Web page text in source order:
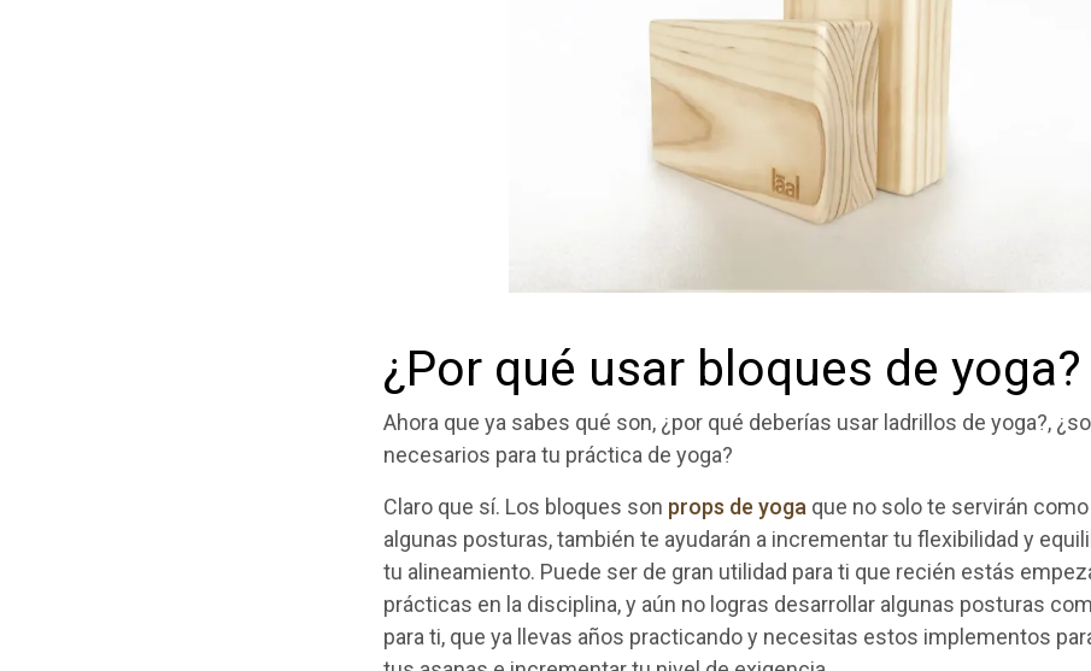
¿Por qué usar bloques de yoga?
Ahora que ya sabes qué son, ¿por qué deberías usar ladrillos de yoga?,
necesarios para tu práctica de yoga?
Claro que sí. Los bloques son props de yoga que no solo te servirán como
algunas posturas, también te ayudarán a incrementar tu flexibilidad y
tu alineamiento. Puede ser de gran utilidad para ti que recién estás
prácticas en la disciplina, y aún no logras desarrollar algunas posturas
para ti, que ya llevas años practicando y necesitas estos implementos